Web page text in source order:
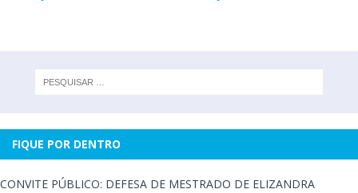
FIQUE POR DENTRO
CONVITE PÚBLICO: DEFESA DE MESTRADO DE ELIZANDRA